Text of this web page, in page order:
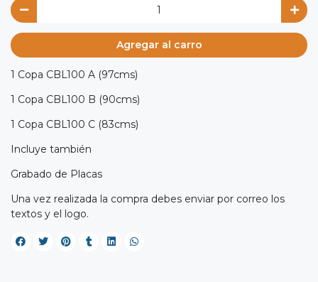
Agregar al carro
1 Copa CBL100 A (97cms)
1 Copa CBL100 B (90cms)
1 Copa CBL100 C (83cms)
Incluye también
Grabado de Placas
Una vez realizada la compra debes enviar por correo los
textos y el logo.